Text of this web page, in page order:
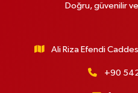
Doğru, güvenilir
Ali Riza Efendi
+90